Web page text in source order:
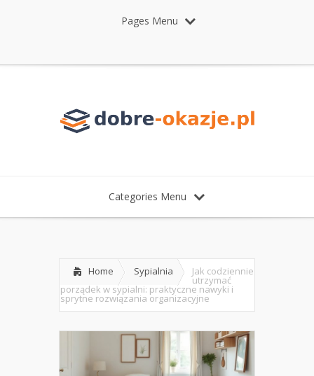
Pages Menu
Categories Menu
Home Sypialnia Jak codziennie
utrzymać
porządek w sypialni: praktyczne nawyki i
sprytne rozwiązania organizacyjne